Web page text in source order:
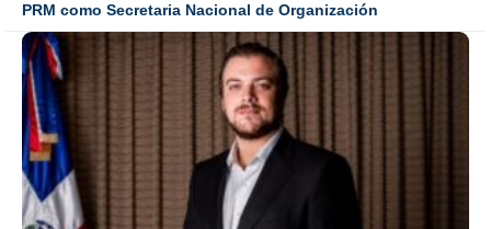
PRM como Secretaria Nacional de Organización